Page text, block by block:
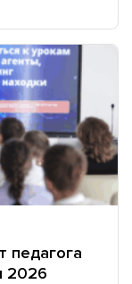
педагога
2026